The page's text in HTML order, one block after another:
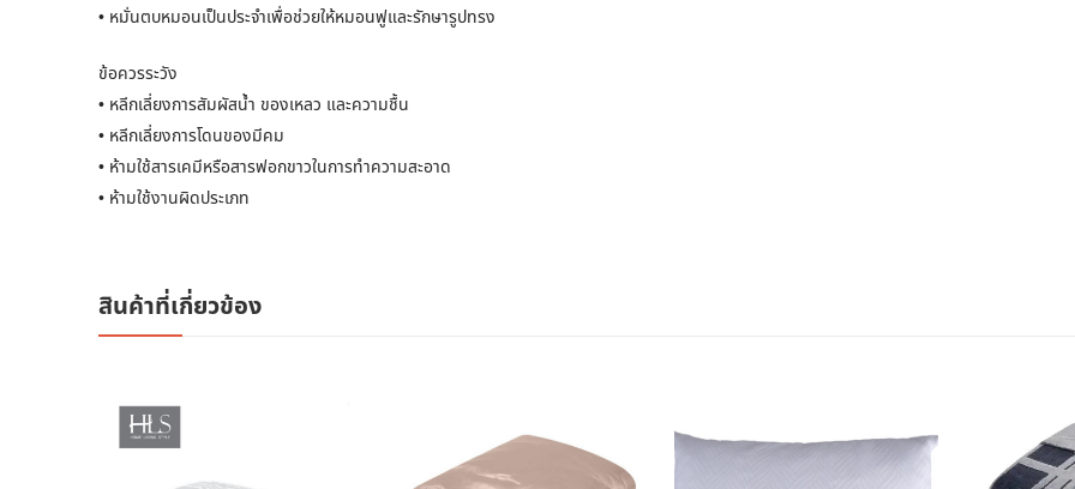
• หมั่นตบหมอนเป็นประจำเพื่อช่วยให้หมอนฟูและรักษารูปทรง
ข้อควรระวัง
• หลีกเลี่ยงการสัมผัสน้ำ ของเหลว และความชื้น
• หลีกเลี่ยงการโดนของมีคม
• ห้ามใช้สารเคมีหรือสารฟอกขาวในการทำความสะอาด
• ห้ามใช้งานผิดประเภท
สินค้าที่เกี่ยวข้อง